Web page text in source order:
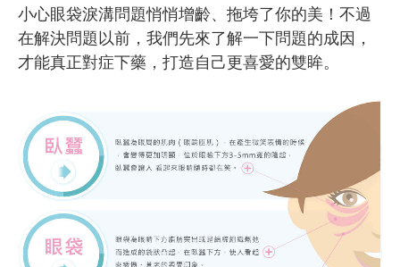
小心眼袋淚溝問題悄悄增齡、拖垮了你的美！不過
在解決問題以前，我們先來了解一下問題的成因，
才能真正對症下藥，打造自己更喜愛的雙眸。